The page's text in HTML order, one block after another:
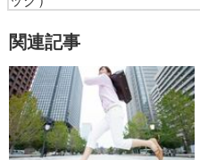
関連記事